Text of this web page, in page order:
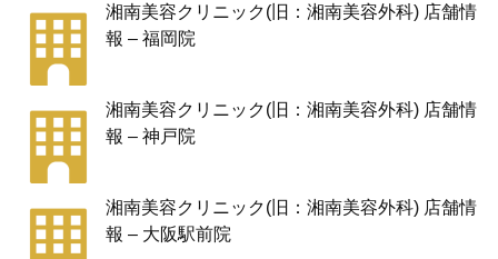
湘南美容クリニック(旧：湘南美容外科) 店舗情
報 – 福岡院
湘南美容クリニック(旧：湘南美容外科) 店舗情
報 – 神戸院
湘南美容クリニック(旧：湘南美容外科) 店舗情
報 – 大阪駅前院